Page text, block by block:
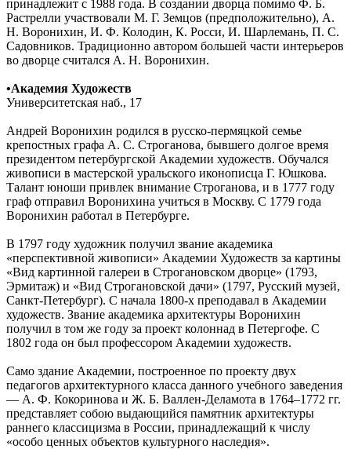
принадлежит с 1988 года. В создании дворца помимо Ф. Б.
Растрелли участвовали М. Г. Земцов (предположительно), А.
Н. Воронихин, И. Ф. Колодин, К. Росси, И. Шарлемань, П. С.
Садовников. Традиционно автором большей части интерьеров
во дворце считался А. Н. Воронихин.
•Академия Художеств
Университетская наб., 17
Андрей Воронихин родился в русско-пермяцкой семье
крепостных графа А. С. Строганова, бывшего долгое время
президентом петербургской Академии художеств. Обучался
живописи в мастерской уральского иконописца Г. Юшкова.
Талант юноши привлек внимание Строганова, и в 1777 году
граф отправил Воронихина учиться в Москву. С 1779 года
Воронихин работал в Петербурге.
В 1797 году художник получил звание академика
«перспективной живописи» Академии Художеств за картины
«Вид картинной галереи в Строгановском дворце» (1793,
Эрмитаж) и «Вид Строгановской дачи» (1797, Русский музей,
Санкт-Петербург). С начала 1800-х преподавал в Академии
художеств. Звание академика архитектуры Воронихин
получил в том же году за проект колоннад в Петергофе. С
1802 года он был профессором Академии художеств.
Само здание Академии, построенное по проекту двух
педагогов архитектурного класса данного учебного заведения
— А. Ф. Кокоринова и Ж. Б. Валлен-Деламота в 1764–1772 гг.
представляет собою выдающийся памятник архитектуры
раннего классицизма в России, принадлежащий к числу
«особо ценных объектов культурного наследия».